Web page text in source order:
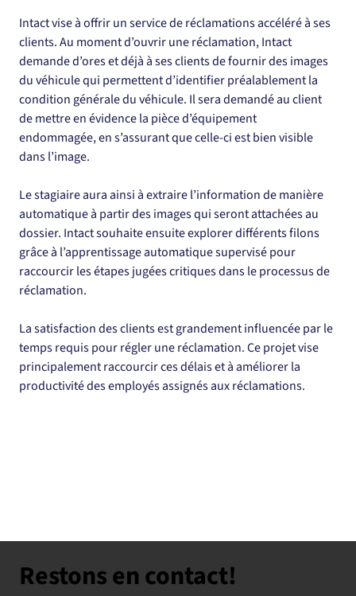
Intact vise à offrir un service de réclamations accéléré à ses
clients. Au moment d’ouvrir une réclamation, Intact
demande d’ores et déjà à ses clients de fournir des images
du véhicule qui permettent d’identifier préalablement la
condition générale du véhicule. Il sera demandé au client
de mettre en évidence la pièce d’équipement
endommagée, en s’assurant que celle-ci est bien visible
dans l’image.
Le stagiaire aura ainsi à extraire l’information de manière
automatique à partir des images qui seront attachées au
dossier. Intact souhaite ensuite explorer différents filons
grâce à l’apprentissage automatique supervisé pour
raccourcir les étapes jugées critiques dans le processus de
réclamation.
La satisfaction des clients est grandement influencée par le
temps requis pour régler une réclamation. Ce projet vise
principalement raccourcir ces délais et à améliorer la
productivité des employés assignés aux réclamations.
Restons en contact!